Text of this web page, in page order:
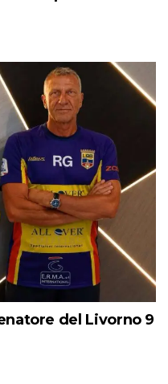
del Livorno 9